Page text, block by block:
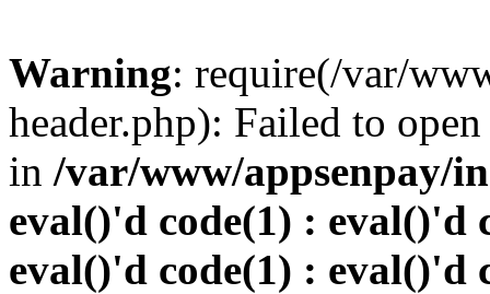
Warning: require(/var/
header.php): Failed to
in /var/www/appsenpay/
eval()'d code(1) : eval()'d
eval()'d code(1) : eval()'d